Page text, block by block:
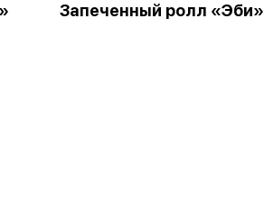
Запеченный ролл «Эби»